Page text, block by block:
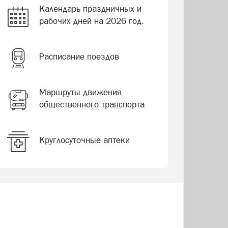
Календарь праздничных и
рабочих дней на 2026 год.
Расписание поездов
Маршруты движения
общественного транспорта
Круглосуточные аптеки